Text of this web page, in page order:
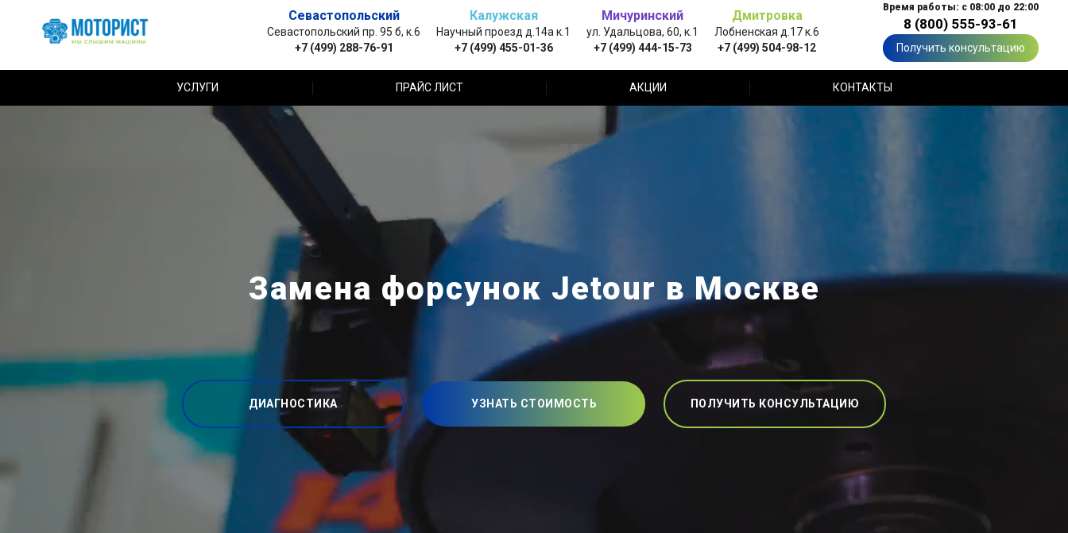
Севастопольский
Севастопольский пр. 95 б, к.6
+7 (499) 288-76-91
Калужская
Научный проезд д.14а к.1
+7 (499) 455-01-36
Мичуринский
ул. Удальцова, 60, к.1
+7 (499) 444-15-73
Дмитровка
Лобненская д.17 к.6
+7 (499) 504-98-12
Время работы: с 08:00 до 22:00
8 (800) 555-93-61
Получить консультацию
УСЛУГИ ПРАЙС ЛИСТ АКЦИИ КОНТАКТЫ
Замена форсунок Jetour в Москве
ДИАГНОСТИКА УЗНАТЬ СТОИМОСТЬ ПОЛУЧИТЬ КОНСУЛЬТАЦИЮ